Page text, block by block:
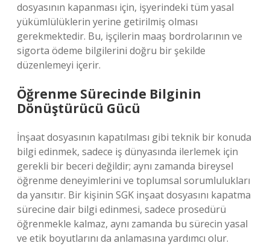
dosyasının kapanması için, işyerindeki tüm yasal
yükümlülüklerin yerine getirilmiş olması
gerekmektedir. Bu, işçilerin maaş bordrolarının ve
sigorta ödeme bilgilerini doğru bir şekilde
düzenlemeyi içerir.
Öğrenme Sürecinde Bilginin
Dönüştürücü Gücü
İnşaat dosyasının kapatılması gibi teknik bir konuda
bilgi edinmek, sadece iş dünyasında ilerlemek için
gerekli bir beceri değildir; aynı zamanda bireysel
öğrenme deneyimlerini ve toplumsal sorumlulukları
da yansıtır. Bir kişinin SGK inşaat dosyasını kapatma
sürecine dair bilgi edinmesi, sadece prosedürü
öğrenmekle kalmaz, aynı zamanda bu sürecin yasal
ve etik boyutlarını da anlamasına yardımcı olur.